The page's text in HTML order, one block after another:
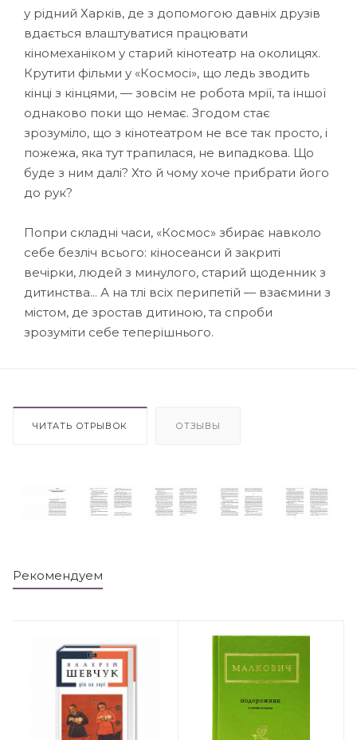
у рідний Харків, де з допомогою давніх друзів
вдається влаштуватися працювати
кіномеханіком у старий кінотеатр на околицях.
Крутити фільми у «Космосі», що ледь зводить
кінці з кінцями, — зовсім не робота мрії, та іншої
однаково поки що немає. Згодом стає
зрозуміло, що з кінотеатром не все так просто, і
пожежа, яка тут трапилася, не випадкова. Що
буде з ним далі? Хто й чому хоче прибрати його
до рук?
Попри складні часи, «Космос» збирає навколо
себе безліч всього: кіносеанси й закриті
вечірки, людей з минулого, старий щоденник з
дитинства... А на тлі всіх перипетій — взаємини з
містом, де зростав дитиною, та спроби
зрозуміти себе теперішнього.
ЧИТАТЬ ОТРЫВОК ОТЗЫВЫ
Рекомендуем